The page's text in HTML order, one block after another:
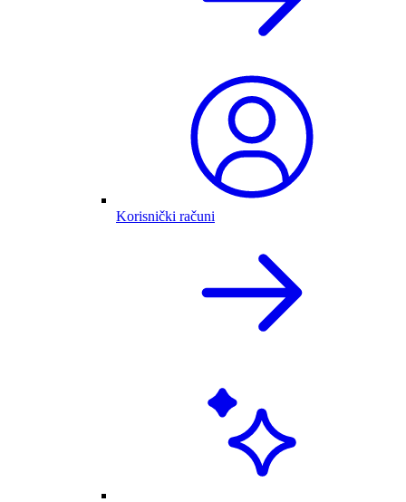
Korisnički računi